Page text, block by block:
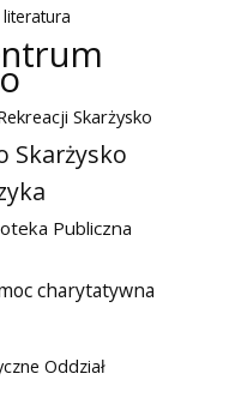
literatura
Skarżysko
Skarżysko
Publiczna
charytatywna
Oddział